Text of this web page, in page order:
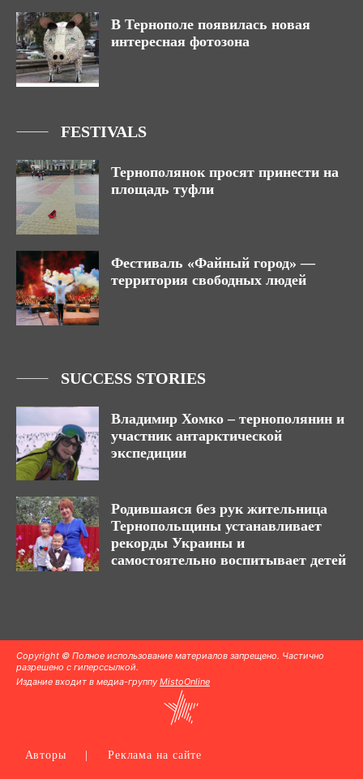
В Тернополе появилась новая
интересная фотозона
FESTIVALS
Тернополянок просят принести на
площадь туфли
Фестиваль «Файный город» —
территория свободных людей
SUCCESS STORIES
Владимир Хомко – тернополянин и
участник антарктической
экспедиции
Родившаяся без рук жительница
Тернопольщины устанавливает
рекорды Украины и
самостоятельно воспитывает детей
Copyright © Полное использование материалов запрещено. Частично
разрешено с гиперссылкой.
Издание входит в медиа-группу MistoOnline
Авторы Реклама на сайте